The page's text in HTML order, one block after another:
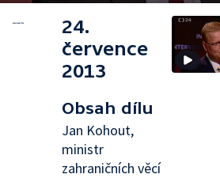
24.
července
2013
Obsah dílu
Jan Kohout,
ministr
zahraničních věcí